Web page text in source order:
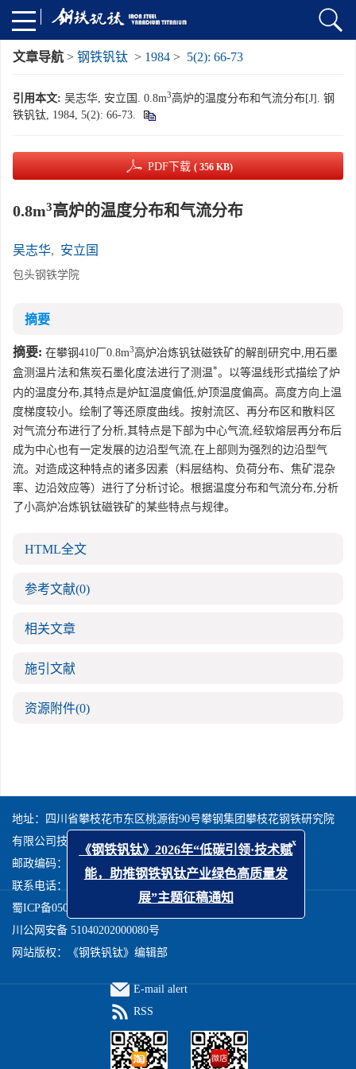
文章导航 > 钢铁钒钛 > 1984 > 5(2): 66-73
引用本文: 吴志华, 安立国. 0.8m3高炉的温度分布和气流分布[J]. 钢
铁钒钛, 1984, 5(2): 66-73.
PDF下载 ( 356 KB)
0.8m3高炉的温度分布和气流分布
吴志华, 安立国
包头钢铁学院
摘要
摘要: 在攀钢410厂0.8m3高炉冶炼钒钛磁铁矿的解剖研究中,用石墨
盒测温片法和焦炭石墨化度法进行了测温*。以等温线形式描绘了炉
内的温度分布,其特点是炉缸温度偏低,炉顶温度偏高。高度方向上温
度梯度较小。绘制了等还原度曲线。按射流区、再分布区和散料区
对气流分布进行了分析,其特点是下部为中心气流,经软熔层再分布后
成为中心也有一定发展的边沿型气流,在上部则为强烈的边沿型气
流。对造成这种特点的诸多因素（料层结构、负荷分布、焦矿混杂
率、边沿效应等）进行了分析讨论。根据温度分布和气流分布,分析
了小高炉冶炼钒钛磁铁矿的某些特点与规律。
HTML全文
参考文献(0)
相关文章
施引文献
资源附件(0)
地址：四川省攀枝花市东区桃源街90号攀钢集团攀枝花钢铁研究院
有限公司技术发展研究中心《钢铁钒钛》编辑部（617000）
邮政编码：617000
联系电话：0812-3380763,3380539,3380764
蜀ICP备05030275号-5
川公网安备 51040202000080号
网站版权：《钢铁钒钛》编辑部
E-mail alert
RSS
x
《钢铁钒钛》2026年“低碳引领·技术赋
能，助推钢铁钒钛产业绿色高质量发
展”主题征稿通知